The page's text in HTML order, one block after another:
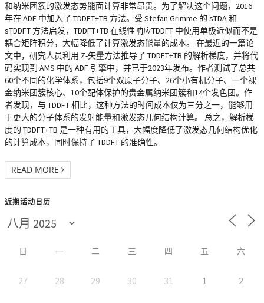
和纳米团簇的激发态势能面计算非常昂贵。为了解决这个问题，2016
年在 ADF 中加入了 TDDFT+TB 方法。受 Stefan Grimme 的 sTDA 和
sTDDFT 方法启发，TDDFT+TB 在线性响应TDDFT 中使用单极近似而不是
耦合矩阵积分，大幅降低了计算激发态能量的成本。 在最近的一篇论
文中，研究人员利用 Z-矢量方法推导了 TDDFT+TB 的解析梯度，并将代
码实现到 AMS 中的 ADF 引擎中，并已于2023年发布。作者测试了总共
60个不同的化学体系，包括9个双原子分子、26个小有机分子、一个裸
金纳米团簇核心、10个配体保护的贵金属纳米团簇和14个发色团。作
者发现，与 TDDFT 相比，这种方法的时间成本仅为三分之一，能够用
于更大的分子体系的发射能量和激发态几何结构计算。 总之，解析梯
度的 TDDFT+TB 是一种有用的工具，大幅度降低了激发态几何结构优化
的计算成本，同时保持了 TDDFT 的准确性。
READ MORE
近期活动日历
日 一 二 三 四 五 六
27 28 29 30 31 1 2